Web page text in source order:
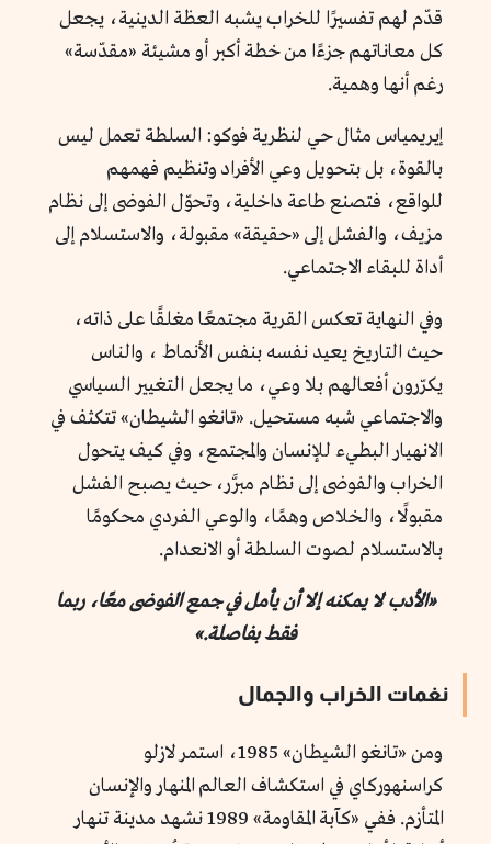
قدّم لهم تفسيرًا للخراب يشبه العظة الدينية، يجعل
كل معاناتهم جزءًا من خطة أكبر أو مشيئة «مقدّسة»
رغم أنها وهمية.
إيريمياس مثال حي لنظرية فوكو: السلطة تعمل ليس
بالقوة، بل بتحويل وعي الأفراد وتنظيم فهمهم
للواقع، فتصنع طاعة داخلية، وتحوّل الفوضى إلى نظام
مزيف، والفشل إلى «حقيقة» مقبولة، والاستسلام إلى
أداة للبقاء الاجتماعي.
وفي النهاية تعكس القرية مجتمعًا مغلقًا على ذاته،
حيث التاريخ يعيد نفسه بنفس الأنماط ، والناس
يكرّرون أفعالهم بلا وعي، ما يجعل التغيير السياسي
والاجتماعي شبه مستحيل. «تانغو الشيطان» تتكثف في
الانهيار البطيء للإنسان والمجتمع، وفي كيف يتحول
الخراب والفوضى إلى نظام مبرَّر، حيث يصبح الفشل
مقبولًا، والخلاص وهمًا، والوعي الفردي محكومًا
بالاستسلام لصوت السلطة أو الانعدام.
«الأدب لا يمكنه إلا أن يأمل في جمع الفوضى معًا، ربما
فقط بفاصلة.»
نغمات الخراب والجمال
ومن «تانغو الشيطان» 1985، استمر لازلو
كراسنهوركاي في استكشاف العالم المنهار والإنسان
المتأزم. ففي «كآبة المقاومة» 1989 نشهد مدينة تنهار